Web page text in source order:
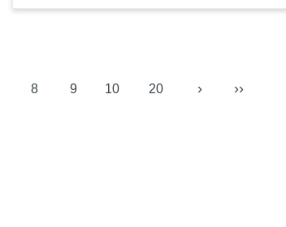
8 9 10 20 › ››